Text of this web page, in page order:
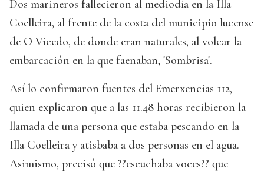
Dos marineros fallecieron al mediodía en la Illa
Coelleira, al frente de la costa del municipio lucense
de O Vicedo, de donde eran naturales, al volcar la
embarcación en la que faenaban, 'Sombrisa'.
Así lo confirmaron fuentes del Emerxencias 112,
quien explicaron que a las 11.48 horas recibieron la
llamada de una persona que estaba pescando en la
Illa Coelleira y atisbaba a dos personas en el agua.
Asimismo, precisó que ??escuchaba voces?? que